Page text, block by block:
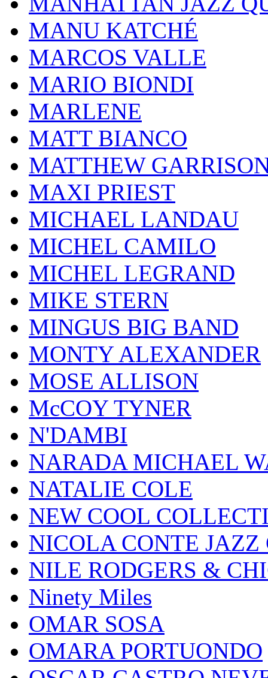
MANU KATCHÉ
MARCOS VALLE
MARIO BIONDI
MARLENE
MATT BIANCO
MATTHEW
MAXI PRIEST
MICHAEL LANDAU
MICHEL CAMILO
MICHEL LEGRAND
MIKE STERN
MINGUS BIG BAND
MONTY ALEXANDER
MOSE ALLISON
McCOY TYNER
N'DAMBI
NARADA MICHAEL
NATALIE COLE
NEW COOL
NICOLA CONTE JAZZ
NILE RODGERS &
Ninety Miles
OMAR SOSA
OMARA PORTUONDO